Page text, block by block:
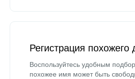
Регистрация похожего
Воспользуйтесь удобным
похожее имя может быть